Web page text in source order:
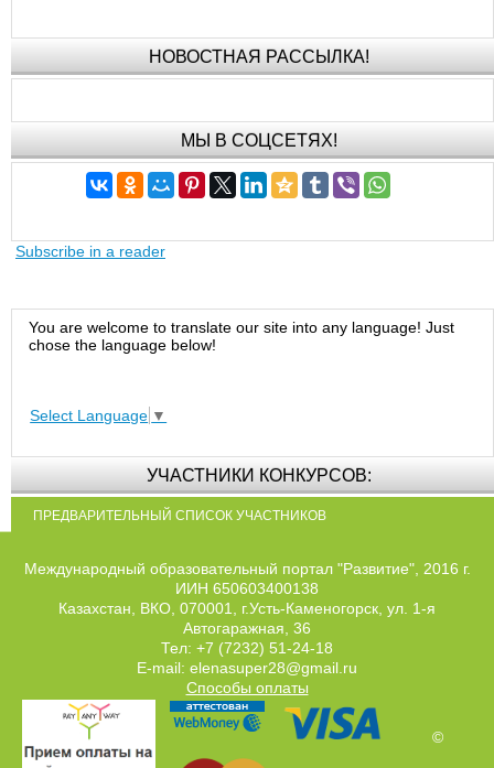
НОВОСТНАЯ РАССЫЛКА!
МЫ В СОЦСЕТЯХ!
Subscribe in a reader
You are welcome to translate our site into any language! Just
chose the language below!
Select Language ▼
УЧАСТНИКИ КОНКУРСОВ:
ПРЕДВАРИТЕЛЬНЫЙ СПИСОК УЧАСТНИКОВ
Международный образовательный портал "Развитие", 2016 г.
ИИН 650603400138
Казахстан, ВКО, 070001, г.Усть-Каменогорск, ул. 1-я
Автогаражная, 36
Тел: +7 (7232) 51-24-18
E-mail: elenasuper28@gmail.ru
Способы оплаты
©